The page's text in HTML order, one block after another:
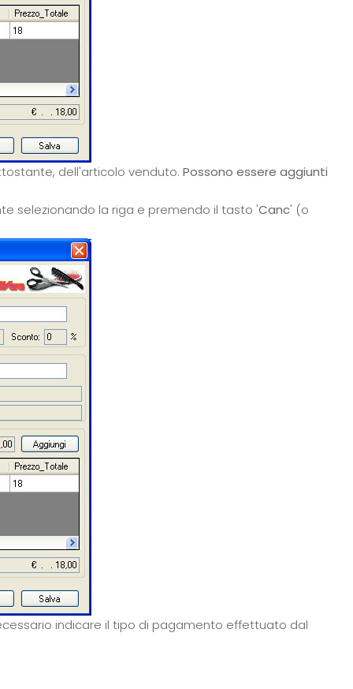
dell'articolo venduto. Possono essere aggiunti
selezionando la riga e premendo il tasto 'Canc' (o
indicare il tipo di pagamento effettuato dal